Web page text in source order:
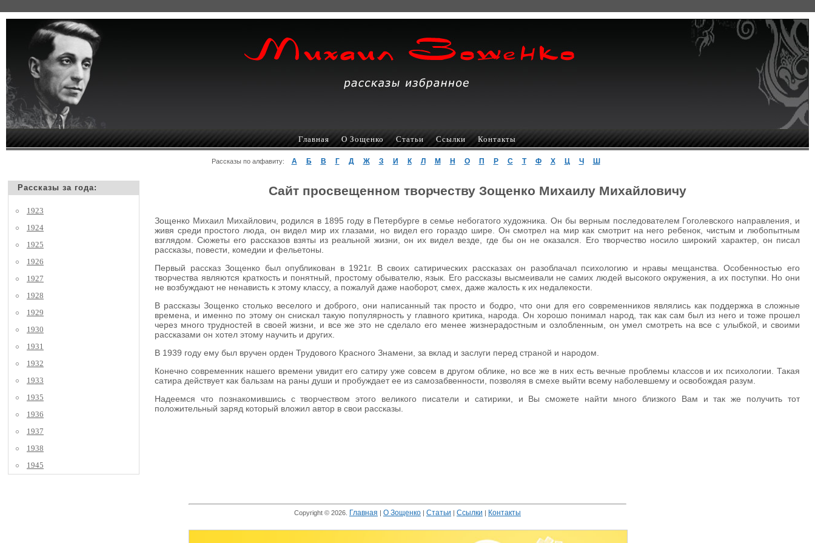
Главная О Зощенко Статьи Ссылки Контакты
Рассказы по алфавиту: А Б В Г Д Ж З И К Л М Н О П Р С Т Ф Х Ц Ч Ш
Рассказы за года:
1923
1924
1925
1926
1927
1928
1929
1930
1931
1932
1933
1935
1936
1937
1938
1945
Сайт просвещенном творчеству Зощенко Михаилу Михайловичу
Зощенко Михаил Михайлович, родился в 1895 году в Петербурге в семье небогатого художника. Он бы верным последователем Гоголевского направления, и
живя среди простого люда, он видел мир их глазами, но видел его гораздо шире. Он смотрел на мир как смотрит на него ребенок, чистым и любопытным
взглядом. Сюжеты его рассказов взяты из реальной жизни, он их видел везде, где бы он не оказался. Его творчество носило широкий характер, он писал
рассказы, повести, комедии и фельетоны.
Первый рассказ Зощенко был опубликован в 1921г. В своих сатирических рассказах он разоблачал психологию и нравы мещанства. Особенностью его
творчества являются краткость и понятный, простому обывателю, язык. Его рассказы высмеивали не самих людей высокого окружения, а их поступки. Но они
не возбуждают не ненависть к этому классу, а пожалуй даже наоборот, смех, даже жалость к их недалекости.
В рассказы Зощенко столько веселого и доброго, они написанный так просто и бодро, что они для его современников являлись как поддержка в сложные
времена, и именно по этому он снискал такую популярность у главного критика, народа. Он хорошо понимал народ, так как сам был из него и тоже прошел
через много трудностей в своей жизни, и все же это не сделало его менее жизнерадостным и озлобленным, он умел смотреть на все с улыбкой, и своими
рассказами он хотел этому научить и других.
В 1939 году ему был вручен орден Трудового Красного Знамени, за вклад и заслуги перед страной и народом.
Конечно современник нашего времени увидит его сатиру уже совсем в другом облике, но все же в них есть вечные проблемы классов и их психологии. Такая
сатира действует как бальзам на раны души и пробуждает ее из самозабвенности, позволяя в смехе выйти всему наболевшему и освобождая разум.
Надеемся что познакомившись с творчеством этого великого писатели и сатирики, и Вы сможете найти много близкого Вам и так же получить тот
положительный заряд который вложил автор в свои рассказы.
Copyright © 2026. Главная | О Зощенко | Статьи | Ссылки | Контакты